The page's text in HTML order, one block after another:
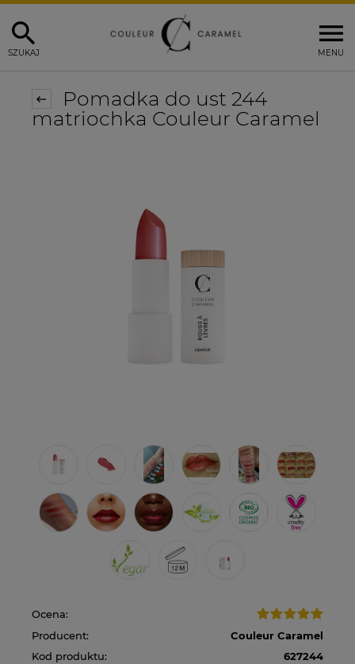
MENU
SZUKAJ
Pomadka do ust 244
matriochka Couleur Caramel
Ocena:
Producent:
Couleur Caramel
Kod produktu:
627244